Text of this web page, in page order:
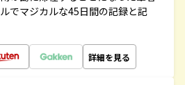
でマジカルな45日間の記録と記
詳細を見る